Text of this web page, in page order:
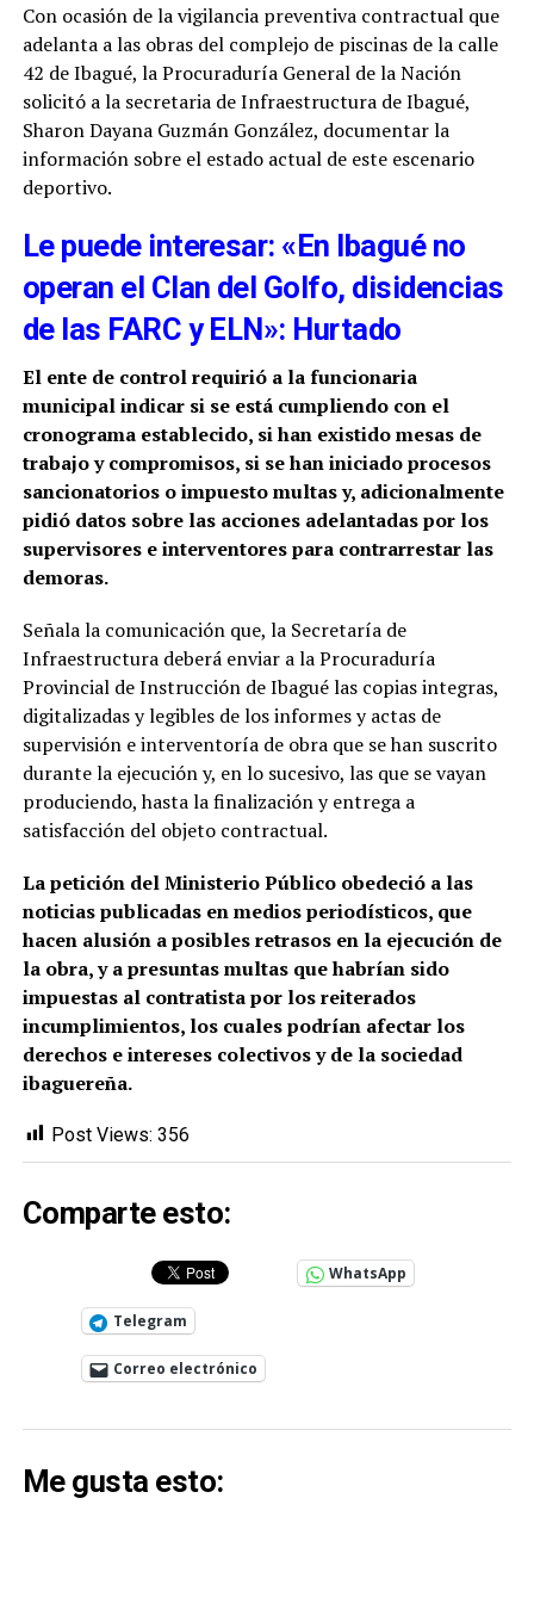
Con ocasión de la vigilancia preventiva contractual que
adelanta a las obras del complejo de piscinas de la calle
42 de Ibagué, la Procuraduría General de la Nación
solicitó a la secretaria de Infraestructura de Ibagué,
Sharon Dayana Guzmán González, documentar la
información sobre el estado actual de este escenario
deportivo.
Le puede interesar: «En Ibagué no
operan el Clan del Golfo, disidencias
de las FARC y ELN»: Hurtado
El ente de control requirió a la funcionaria
municipal indicar si se está cumpliendo con el
cronograma establecido, si han existido mesas de
trabajo y compromisos, si se han iniciado procesos
sancionatorios o impuesto multas y, adicionalmente
pidió datos sobre las acciones adelantadas por los
supervisores e interventores para contrarrestar las
demoras.
Señala la comunicación que, la Secretaría de
Infraestructura deberá enviar a la Procuraduría
Provincial de Instrucción de Ibagué las copias integras,
digitalizadas y legibles de los informes y actas de
supervisión e interventoría de obra que se han suscrito
durante la ejecución y, en lo sucesivo, las que se vayan
produciendo, hasta la finalización y entrega a
satisfacción del objeto contractual.
La petición del Ministerio Público obedeció a las
noticias publicadas en medios periodísticos, que
hacen alusión a posibles retrasos en la ejecución de
la obra, y a presuntas multas que habrían sido
impuestas al contratista por los reiterados
incumplimientos, los cuales podrían afectar los
derechos e intereses colectivos y de la sociedad
ibaguereña.
Post Views: 356
Comparte esto:
WhatsApp
Telegram
Correo electrónico
Me gusta esto: